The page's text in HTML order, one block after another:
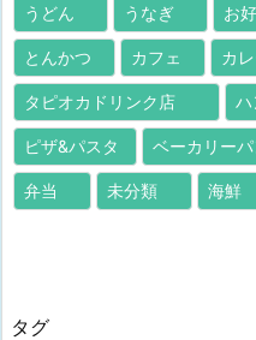
うどん うなぎ お
とんかつ カフェ カ
タピオカドリンク店 ハ
ピザ&パスタ ベーカリー
弁当 未分類 海鮮
タグ